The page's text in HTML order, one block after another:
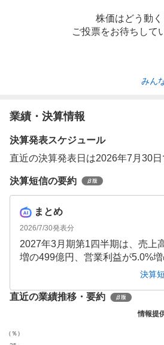
株価はどう動く
ご投票をお待ちして
みん
業績・決算情報
決算発表スケジュール
直近の決算発表日は2026年7月30日
決算短信の要約
まとめ
2026/7/30発表分
2027年3月期第1四半期は、売上
増の499億円、営業利益が5.0%
益を達成しました。LPガス事業
利益縮小が課題となっています。
績予想は上方修正されました。
決算
直近の業績推移・要約
情報提